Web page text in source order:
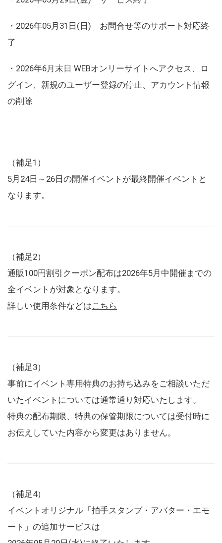
・2026年05月31日(日) お問合せ等のサポート対応終
了
・2026年6月末日 WEBオンリーサイトへアクセス、ロ
グイン、新規のユーザー登録の停止、アカウント情報
の削除
（補足1）
5月24日～26日の開催イベントが最終開催イベントと
なります。
（補足2）
通販100円割引クーポン配布は2026年5月中開催までの
全イベントが対象となります。
詳しい使用条件などはこちら
（補足3）
事前にイベント専用特典のお持ち込みをご相談いただ
いたイベントについては通常通り対応いたします。
特典の配布期限、特典の保管期限については受付時に
お伝えしていた内容から変更はありません。
（補足4）
イベントオリジナル「拍手スタンプ・アバター・エモ
ート」の追加サービスは